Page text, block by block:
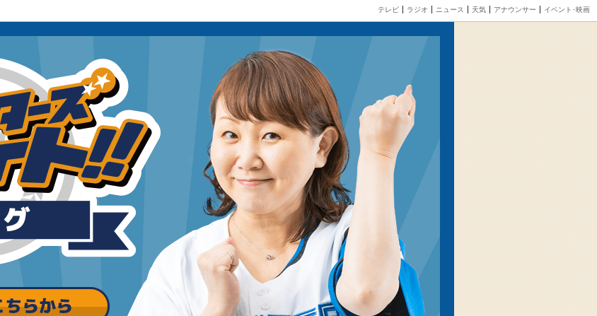
テレビ ラジオ ニュース 天気 アナウンサー イベント･映画